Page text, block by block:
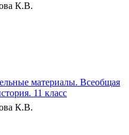
К.В.
материалы. Всеобщая
11 класс
К.В.